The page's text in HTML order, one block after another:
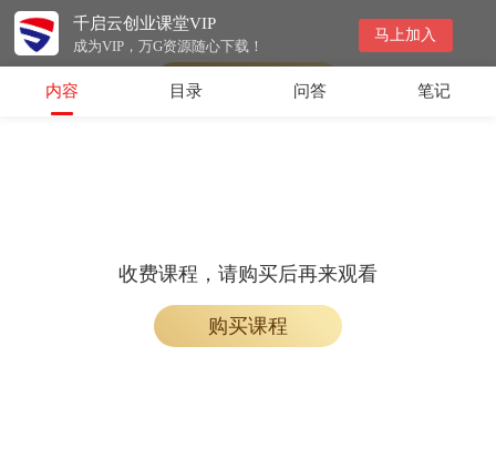
千启云创业课堂VIP
成为VIP，万G资源随心下载！
马上加入
会员专属课程，请开通会员后学习
内容 目录 问答 笔记
收费课程，请购买后再来观看
购买课程